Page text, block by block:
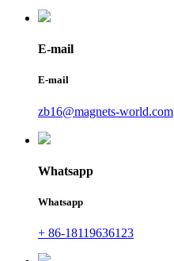
E-mail
E-mail
zb16@magnets-world.com
Whatsapp
Whatsapp
+ 86-18119636123